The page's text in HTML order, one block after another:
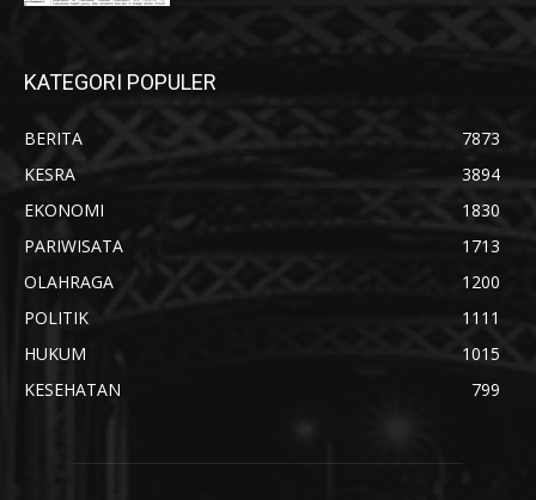
KATEGORI POPULER
BERITA
7873
KESRA
3894
EKONOMI
1830
PARIWISATA
1713
OLAHRAGA
1200
POLITIK
1111
HUKUM
1015
KESEHATAN
799